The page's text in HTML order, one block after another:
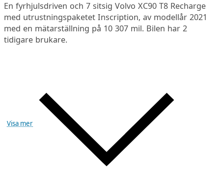
En fyrhjulsdriven och 7 sitsig Volvo XC90 T8 Recharge
med utrustningspaketet Inscription, av modellår 2021
med en mätarställning på 10 307 mil. Bilen har 2
tidigare brukare.
Visa mer